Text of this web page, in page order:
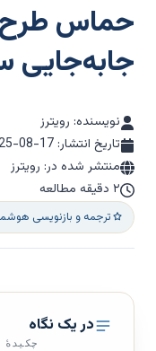
حماس طرح
جابه‌جایی
نویسنده: رویترز
تاریخ انتشار: 08-17
منتشر شده در: رویترز
۲ دقیقه مطالعه
ترجمه و بازنویسی
در یک نگاه